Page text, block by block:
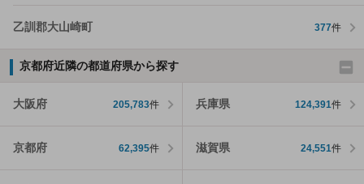
乙訓郡大山崎町 377件
京都府近隣の都道府県から探す
大阪府 205,783件 兵庫県 124,391件
京都府 62,395件 滋賀県 24,551件